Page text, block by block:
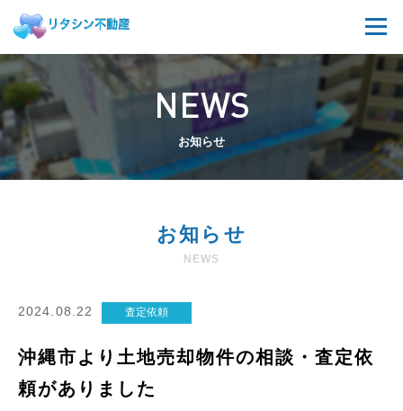
NEWS
お知らせ
お知らせ
NEWS
2024.08.22 査定依頼
沖縄市より土地売却物件の相談・査定依
頼がありました